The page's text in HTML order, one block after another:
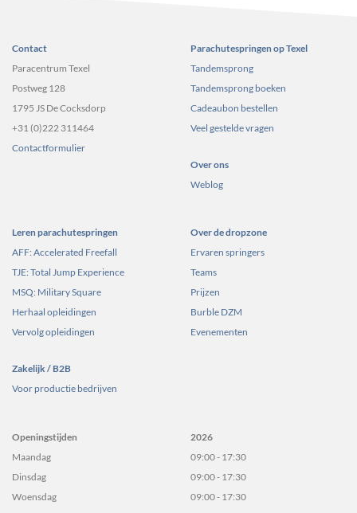
Contact
Paracentrum Texel
Postweg 128
1795 JS De Cocksdorp
+31 (0)222 311464
Contactformulier
Parachutespringen op Texel
Tandemsprong
Tandemsprong boeken
Cadeaubon bestellen
Veel gestelde vragen
Over ons
Weblog
Leren parachutespringen
AFF: Accelerated Freefall
TJE: Total Jump Experience
MSQ: Military Square
Herhaal opleidingen
Vervolg opleidingen
Zakelijk / B2B
Voor productie bedrijven
Over de dropzone
Ervaren springers
Teams
Prijzen
Burble DZM
Evenementen
Openingstijden
Maandag
Dinsdag
Woensdag
2026
09:00 - 17:30
09:00 - 17:30
09:00 - 17:30